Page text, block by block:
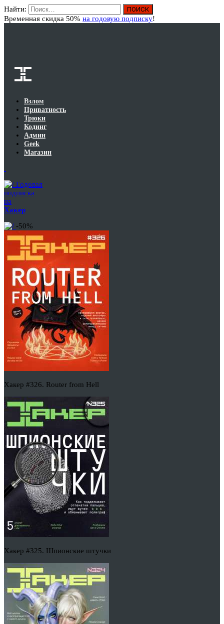
Найти:
Временная скидка 50% на годовую подписку!
Взлом
Приватность
Трюки
Кодинг
Админ
Geek
Магазин
Годовая
подписка
на
Хакер
-50%
Хакер #326. Router from Hell
Хакер #325. Шпионские штучки